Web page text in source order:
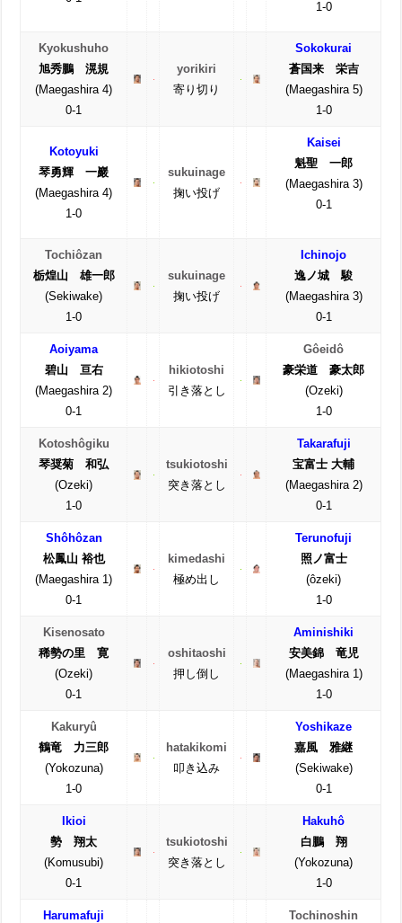
1-0
Kyokushuho
旭秀鵬 滉規
(Maegashira 4)
0-1
yorikiri
寄り切り
Sokokurai
蒼国来 栄吉
(Maegashira 5)
1-0
Kotoyuki
琴勇輝 一巖
(Maegashira 4)
1-0
sukuinage
掬い投げ
Kaisei
魁聖 一郎
(Maegashira 3)
0-1
Tochiôzan
栃煌山 雄一郎
(Sekiwake)
1-0
sukuinage
掬い投げ
Ichinojo
逸ノ城 駿
(Maegashira 3)
0-1
Aoiyama
碧山 亘右
(Maegashira 2)
0-1
hikiotoshi
引き落とし
Gôeidô
豪栄道 豪太郎
(Ozeki)
1-0
Kotoshôgiku
琴奨菊 和弘
(Ozeki)
1-0
tsukiotoshi
突き落とし
Takarafuji
宝富士 大輔
(Maegashira 2)
0-1
Shôhôzan
松鳳山 裕也
(Maegashira 1)
0-1
kimedashi
極め出し
Terunofuji
照ノ富士
(ôzeki)
1-0
Kisenosato
稀勢の里 寛
(Ozeki)
0-1
oshitaoshi
押し倒し
Aminishiki
安美錦 竜児
(Maegashira 1)
1-0
Kakuryû
鶴竜 力三郎
(Yokozuna)
1-0
hatakikomi
叩き込み
Yoshikaze
嘉風 雅継
(Sekiwake)
0-1
Ikioi
勢 翔太
(Komusubi)
0-1
tsukiotoshi
突き落とし
Hakuhô
白鵬 翔
(Yokozuna)
1-0
Harumafuji
Tochinoshin